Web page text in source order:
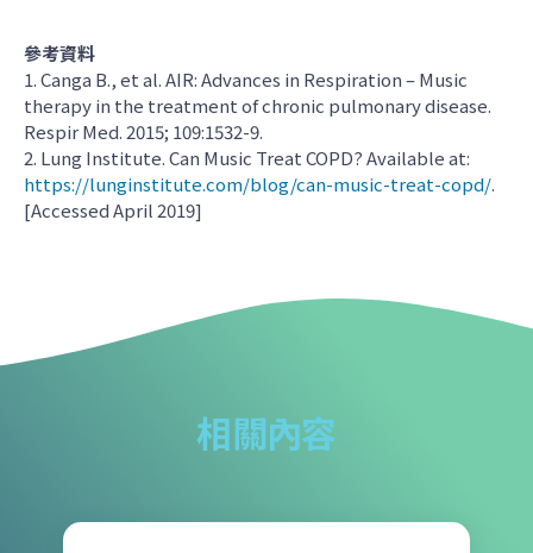
參考資料
1. Canga B., et al. AIR: Advances in Respiration – Music
therapy in the treatment of chronic pulmonary disease.
Respir Med. 2015; 109:1532-9.
2. Lung Institute. Can Music Treat COPD? Available at:
https://lunginstitute.com/blog/can-music-treat-copd/.
[Accessed April 2019]
相關內容